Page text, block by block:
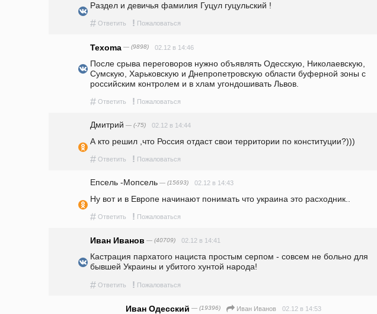
Раздел и девичья фамилия Гуцул гуцульский !
# Ответить ! Пожаловаться
Texoma — (9898) 02.12 в 14:46
После срыва переговоров нужно объявлять Одесскую, Николаевскую,
Сумскую, Харьковскую и Днепропетровскую области буферной зоны с
российским контролем и в хлам угондошивать Львов.
# Ответить ! Пожаловаться
Дмитрий — (-75) 02.12 в 14:44
А кто решил ,что Россия отдаст свои территории по конституции?)))
# Ответить ! Пожаловаться
Епсель -Мопсель — (15693) 02.12 в 14:43
Ну вот и в Европе начинают понимать что украина это расходник..
# Ответить ! Пожаловаться
Иван Иванов — (40709) 02.12 в 14:41
Кастрация пархатого нациста простым серпом - совсем не больно для
бывшей Украины и убитого хунтой народа!
# Ответить ! Пожаловаться
Иван Одесский — (19396) Иван Иванов 02.12 в 14:53